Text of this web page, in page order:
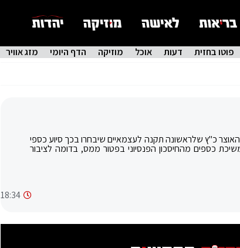
פוטו בחזית דעות אוכל מוזיקה הדף היומי מזג אוויר
כ"ץ שלראשונה תקנה לעצמאיים שיבחרו בכך סיוע כספי
כספים מהחיסכון הפנסיוני בפטור ממס, בדומה לציבור
18:34